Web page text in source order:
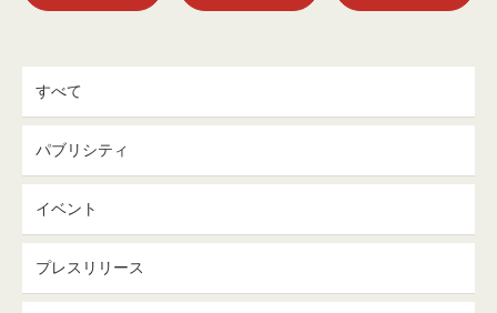
すべて
パブリシティ
イベント
プレスリリース